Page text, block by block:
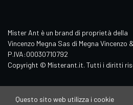
Mister Ant è un brand di proprietà della
Vincenzo Megna Sas di Megna Vincenzo
P.IVA:00030710792
Copyright © Misterant.it. Tutti i diritti
Questo sito web utilizza i cookie